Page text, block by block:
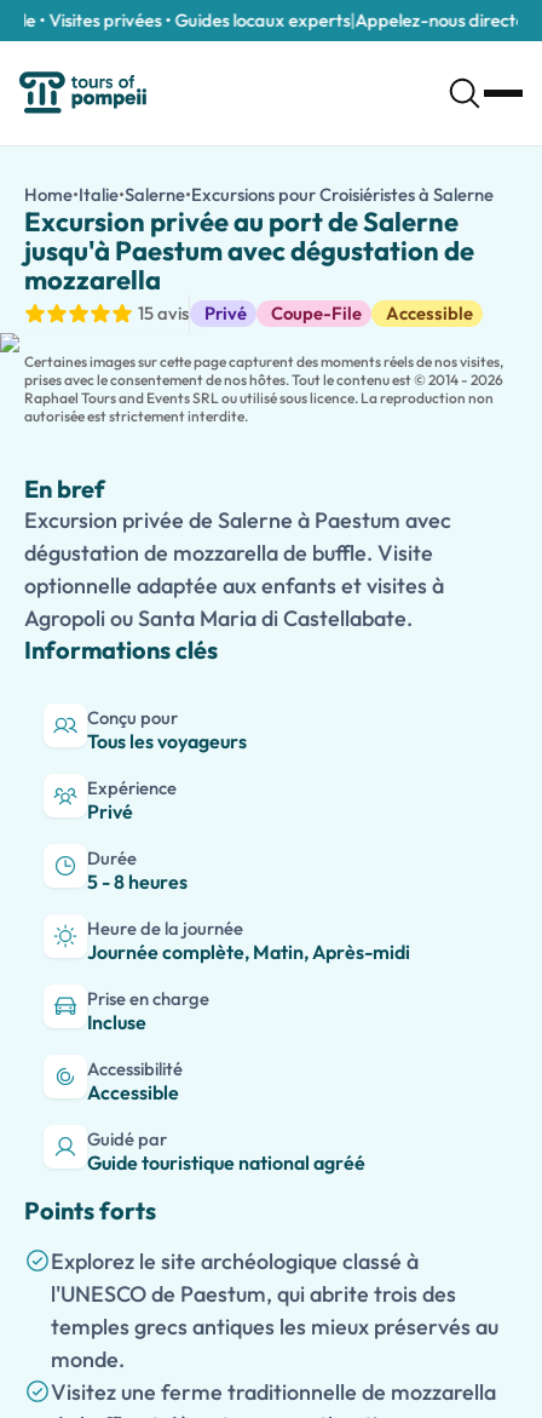
Visites privées • Guides locaux experts|Appelez-nous
/fr/tours/excursion-privee-au-port-de-salerne-jusqu-a-
Excursion privée de Salerne à Paestum avec dégustation de
Découvrez la beauté, l'histoire et les saveurs authentiques du
Voyagez dans le confort d'un véhicule privé depuis le port de
Après votre visite à Paestum, continuez vers une ferme
Cette excursion côtière privée mélange parfaitement
Home•Italie•Salerne•Excursions pour Croisiéristes à Salerne
Excursion privée au port de Salerne
jusqu'à Paestum avec dégustation de
mozzarella
15 avis Privé Coupe-File Accessible
Excursions à terre
Certaines images sur cette page capturent des moments réels de nos visites,
prises avec le consentement de nos hôtes. Tout le contenu est © 2014 - 2026
Raphael Tours and Events SRL ou utilisé sous licence. La reproduction non
autorisée est strictement interdite.
En bref
Excursion privée de Salerne à Paestum avec
dégustation de mozzarella de buffle. Visite
optionnelle adaptée aux enfants et visites à
Agropoli ou Santa Maria di Castellabate.
Informations clés
Conçu pour
Tous les voyageurs
Expérience
Privé
Durée
5 - 8 heures
Heure de la journée
Journée complète, Matin, Après-midi
Prise en charge
Incluse
Accessibilité
Accessible
Guidé par
Guide touristique national agréé
Points forts
Explorez le site archéologique classé à
l'UNESCO de Paestum, qui abrite trois des
temples grecs antiques les mieux préservés au
monde.
Visitez une ferme traditionnelle de mozzarella